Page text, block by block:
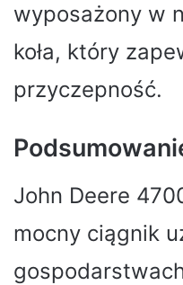
wyposażony w
koła, który
przyczepność.
John Deere
mocny ciągnik